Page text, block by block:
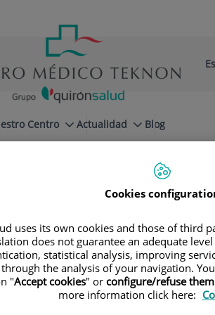
Centro Actualidad Blog
tu próxima cita con nuestros
Cookies
uses its own cookies and those of third
does not guarantee an adequate
statistical analysis, improving
the analysis of your navigation.
"Accept cookies" or configure/refuse them
more information click here: